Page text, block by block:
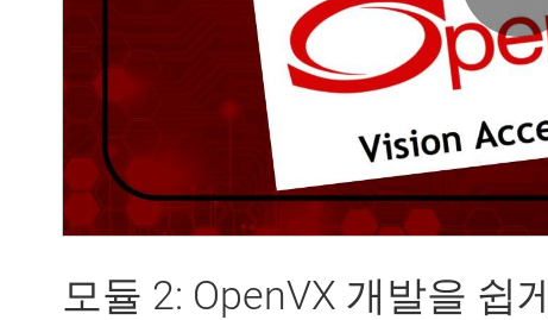
모듈 2: OpenVX 개발을 쉽